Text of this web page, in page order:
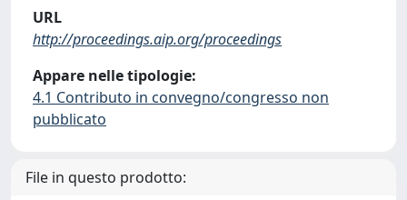
URL
http://proceedings.aip.org/proceedings
Appare nelle tipologie:
4.1 Contributo in convegno/congresso non
pubblicato
File in questo prodotto: